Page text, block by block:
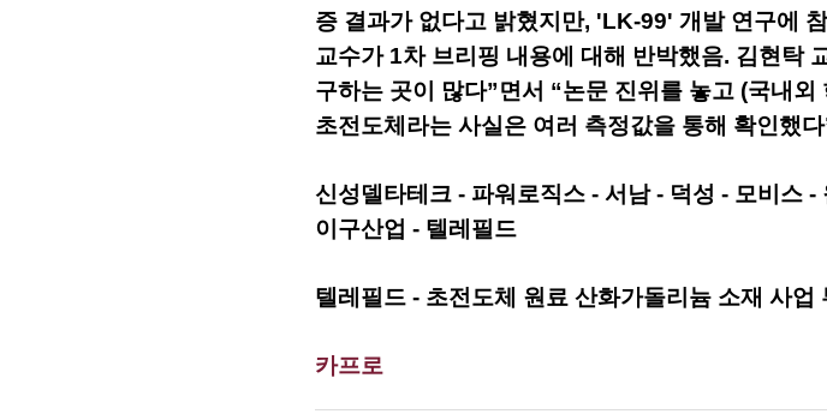
증 결과가 없다고 밝혔지만, 'LK-99' 개발 연구에
교수가 1차 브리핑 내용에 대해 반박했음. 김현탁
구하는 곳이 많다”면서 “논문 진위를 놓고 (국내
초전도체라는 사실은 여러 측정값을 통해 확인했
신성델타테크 - 파워로직스 - 서남 - 덕성 - 모비스
이구산업 - 텔레필드
텔레필드 - 초전도체 원료 산화가돌리늄 소재 사업
카프로